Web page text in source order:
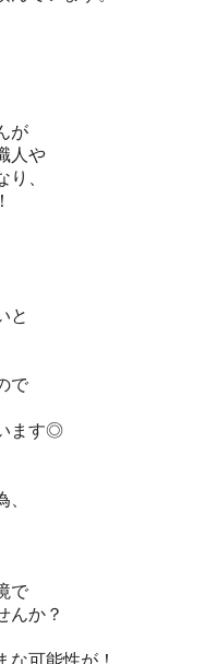
が
人や
、
と
で
ます◎
で
んか？
な可能性が！